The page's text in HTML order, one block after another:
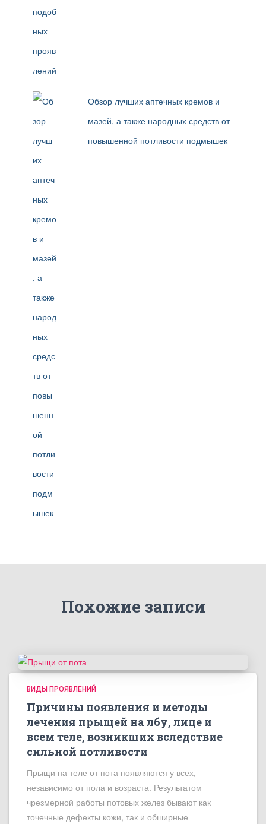
Обзор лучших аптечных кремов и
мазей, а также народных средств от
повышенной потливости подмышек
Похожие записи
ВИДЫ ПРОЯВЛЕНИЙ
Причины появления и методы
лечения прыщей на лбу, лице и
всем теле, возникших вследствие
сильной потливости
Прыщи на теле от пота появляются у всех,
независимо от пола и возраста. Результатом
чрезмерной работы потовых желез бывают как
точечные дефекты кожи, так и обширные